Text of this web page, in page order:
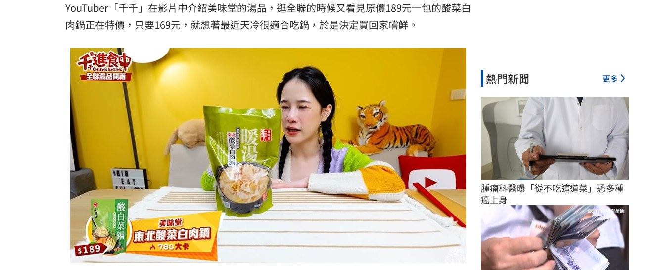
YouTuber「千千」在影片中介紹美味堂的湯品，逛全聯的時候又看見原價189元一包的酸菜白
肉鍋正在特價，只要169元，就想著最近天冷很適合吃鍋，於是決定買回家嚐鮮。
熱門新聞 更多
腫瘤科醫曝「從不吃這道菜」恐多種
癌上身